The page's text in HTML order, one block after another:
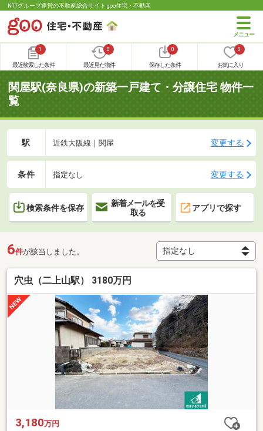
NTTグループ運営の不動産総合サイト goo住宅・不動産
1
最近検索した条件
0
最近見た物件
0
保存した条件
0
お気に入り
関屋駅(奈良県)の新築一戸建て・分譲住宅 物件一
覧
駅 近鉄大阪線｜関屋 変更する
条件 指定なし 変更する
検索条件を保存
新着メールを受
取る
アプリで探す
6件が該当しました。
穴虫（二上山駅） 3180万円
3,180万円